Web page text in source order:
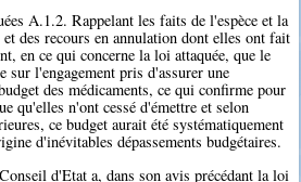
A.1.2. Rappelant les faits de l'espèce et la
et des recours en annulation dont elles ont fait
en ce qui concerne la loi attaquée, que le
sur l'engagement pris d'assurer une
des médicaments, ce qui confirme pour
qu'elles n'ont cessé d'émettre et selon
ce budget aurait été systématiquement
d'inévitables dépassements budgétaires.
d'Etat a, dans son avis précédant la loi